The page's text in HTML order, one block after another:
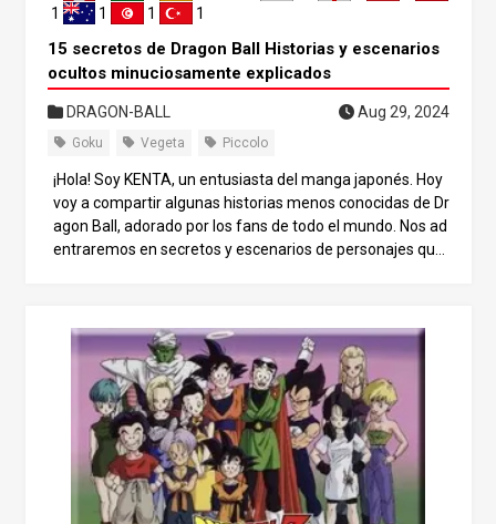
1
1 1 1
15 secretos de Dragon Ball Historias y escenarios
ocultos minuciosamente explicados
DRAGON-BALL Aug 29, 2024
Goku Vegeta Piccolo
¡Hola! Soy KENTA, un entusiasta del manga japonés. Hoy
voy a compartir algunas historias menos conocidas de Dr
agon Ball, adorado por los fans de todo el mundo. Nos ad
entraremos en secretos y escenarios de personajes que
s nuevas! Sumerjámonos juntos en el mundo de Dragon
Ball. 1. La edad de Goku en su primera aparición Los fans
de Dragon Ball saben que Goku tenía 12 años cuando ap
areció por primera vez. Sin embargo, muchos creen que
tenía 14. Esta confusión se debe a que Goku pensó errón
eamente que tenía 14 años en un momento posterior. Ini
cialmente, tenía 12 años. 2. La ambientación temporal d
e Dragon Ball La historia de Dragon Ball parece futurista